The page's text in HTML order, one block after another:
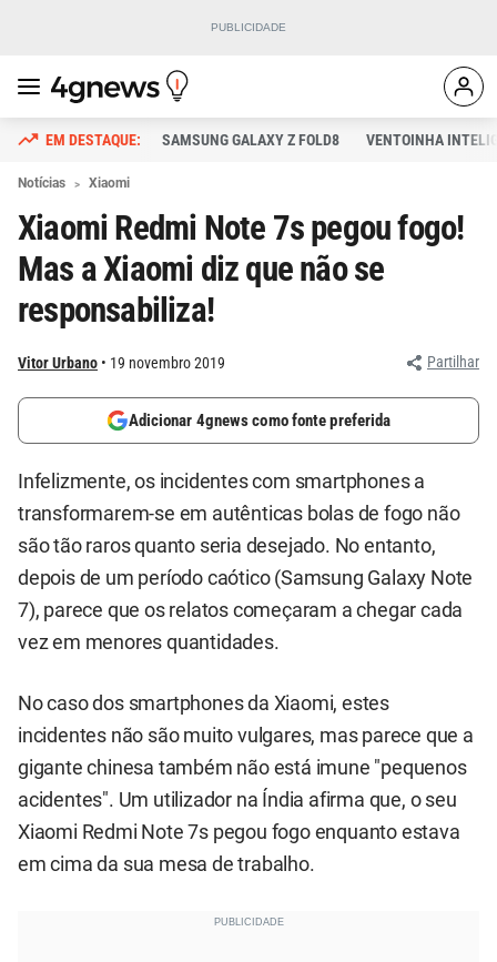
SAMSUNG GALAXY Z FOLD8 VENTOINHA
Notícias Xiaomi
Xiaomi Redmi Note 7s pegou fogo!
Mas a Xiaomi diz que não se
responsabiliza!
Vitor Urbano 19 novembro 2019 Partilhar
Adicionar 4gnews como fonte preferida
Infelizmente, os incidentes com smartphones a
transformarem-se em autênticas bolas de fogo não
são tão raros quanto seria desejado. No entanto,
depois de um período caótico (Samsung Galaxy Note
7), parece que os relatos começaram a chegar cada
vez em menores quantidades.
No caso dos smartphones da Xiaomi, estes
incidentes não são muito vulgares, mas parece que a
gigante chinesa também não está imune "pequenos
acidentes". Um utilizador na Índia afirma que, o seu
Xiaomi Redmi Note 7s pegou fogo enquanto estava
em cima da sua mesa de trabalho.